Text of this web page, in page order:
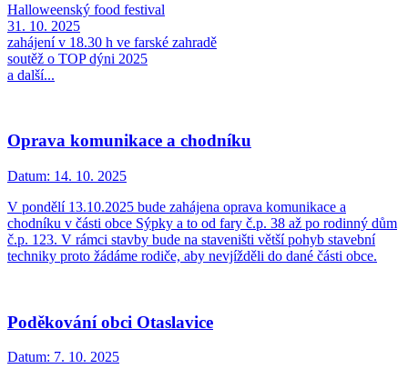
Halloweenský food festival
31. 10. 2025
zahájení v 18.30 h ve farské zahradě
soutěž o TOP dýni 2025
a další...
Oprava komunikace a chodníku
Datum: 14. 10. 2025
V pondělí 13.10.2025 bude zahájena oprava komunikace a
chodníku v části obce Sýpky a to od fary č.p. 38 až po rodinný dům
č.p. 123. V rámci stavby bude na staveništi větší pohyb stavební
techniky proto žádáme rodiče, aby nevjížděli do dané části obce.
Poděkování obci Otaslavice
Datum: 7. 10. 2025